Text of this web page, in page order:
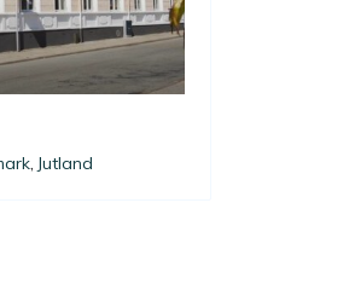
Jutland